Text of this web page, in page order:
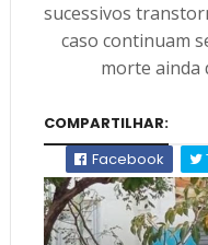
sucessivos
caso continuam
morte ainda
COMPARTILHAR:
Facebook